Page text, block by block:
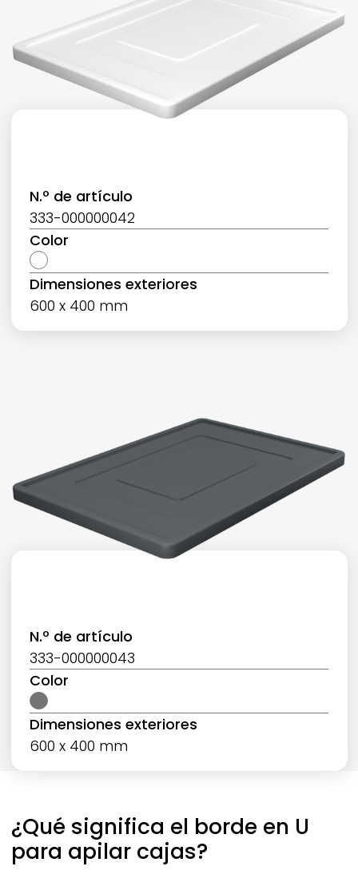
N.º de artículo
333-000000042
Color
Dimensiones exteriores
600 x 400 mm
N.º de artículo
333-000000043
Color
Dimensiones exteriores
600 x 400 mm
¿Qué significa el borde en U
para apilar cajas?